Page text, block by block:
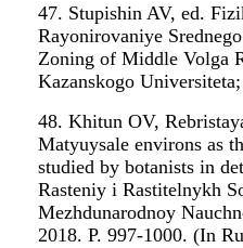
47. Stupishin AV, ed.
Rayonirovaniye
Zoning of Middle Volga
Kazanskogo
48. Khitun OV,
Matyuysale environs as
studied by botanists in
Rasteniy i Rastitelnykh
Mezhdunarodnoy
2018. P. 997-1000. (In